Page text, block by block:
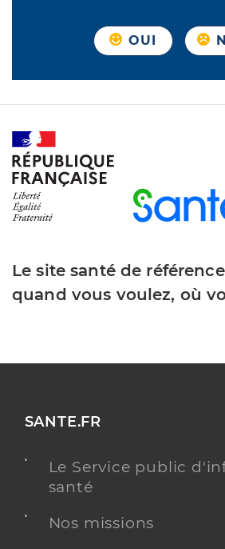
OUI
Le site santé de
quand vous voulez, où
SANTE.FR
Le Service public
santé
Nos missions